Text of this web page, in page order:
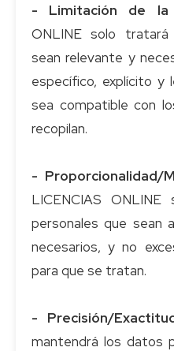
- Limitación de la
ONLINE solo
sean relevante y
específico, explícito y
sea compatible con
recopilan.
- Proporcionalidad/
LICENCIAS
personales que sean
necesarios, y no
para que se tratan.
- Precisión/
mantendrá los datos